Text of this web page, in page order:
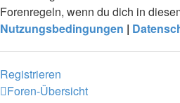
Forenregeln, wenn du dich in
Nutzungsbedingungen |
Registrieren
Foren-Übersicht